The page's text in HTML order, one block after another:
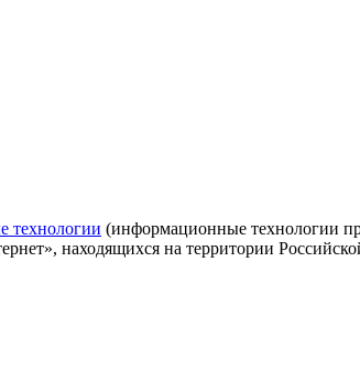
технологии (информационные технологии
находящихся на территории